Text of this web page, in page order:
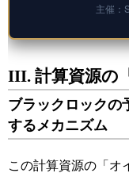
主催：
III. 計算資源の
ブラックロックの
するメカニズム
この計算資源の「オ